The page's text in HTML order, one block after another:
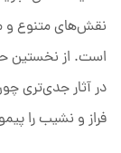
نقش‌های متنوع و
است. از نخستین
در آثار جدی‌تری
فراز و نشیب را